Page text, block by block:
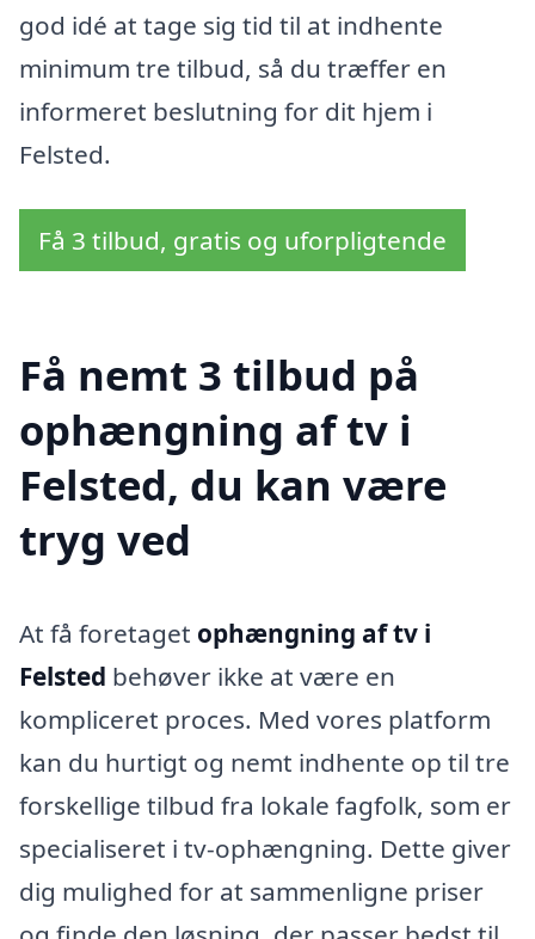
god idé at tage sig tid til at indhente
minimum tre tilbud, så du træffer en
informeret beslutning for dit hjem i
Felsted.
Få 3 tilbud, gratis og uforpligtende
Få nemt 3 tilbud på
ophængning af tv i
Felsted, du kan være
tryg ved
At få foretaget ophængning af tv i
Felsted behøver ikke at være en
kompliceret proces. Med vores platform
kan du hurtigt og nemt indhente op til tre
forskellige tilbud fra lokale fagfolk, som er
specialiseret i tv-ophængning. Dette giver
dig mulighed for at sammenligne priser